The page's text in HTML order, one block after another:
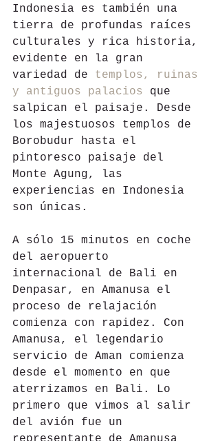
Indonesia es también una
tierra de profundas raíces
culturales y rica historia,
evidente en la gran
variedad de templos, ruinas
y antiguos palacios que
salpican el paisaje. Desde
los majestuosos templos de
Borobudur hasta el
pintoresco paisaje del
Monte Agung, las
experiencias en Indonesia
son únicas.
A sólo 15 minutos en coche
del aeropuerto
internacional de Bali en
Denpasar, en Amanusa el
proceso de relajación
comienza con rapidez. Con
Amanusa, el legendario
servicio de Aman comienza
desde el momento en que
aterrizamos en Bali. Lo
primero que vimos al salir
del avión fue un